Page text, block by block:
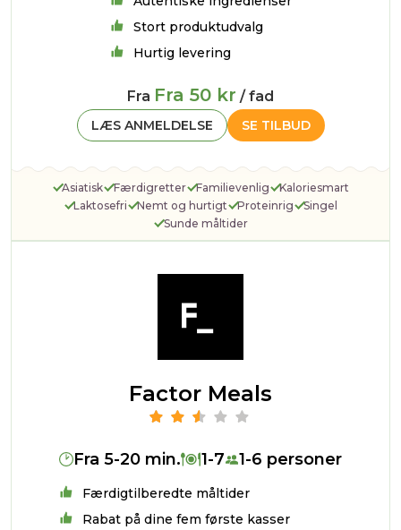
Stort produktudvalg
Hurtig levering
Fra Fra 50 kr / fad
SE TILBUD
LÆS ANMELDELSE
Asiatisk Færdigretter Familievenlig
Kaloriesmart
Laktosefri
Nemt og hurtigt Proteinrig
Singel
Sunde måltider
Factor Meals
Fra 5-20 min. 1-7 1-6 personer
Færdigtilberedte måltider
Rabat på dine fem første kasser